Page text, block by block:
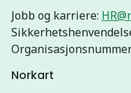
Jobb og karriere:
Norkart